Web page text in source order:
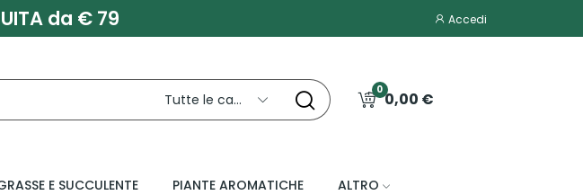
da € 79 Accedi
Tutte le categorie 0,00 €
0
E SUCCULENTE PIANTE AROMATICHE
ALTRO